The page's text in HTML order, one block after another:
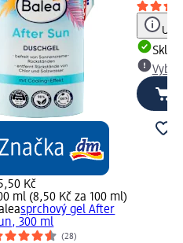
Kč
ml (8,50 Kč za 100 ml)
sprchový gel After
300 ml
(28)